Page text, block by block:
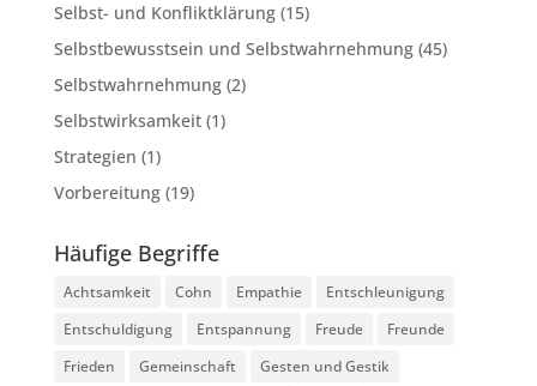
Selbst- und Konfliktklärung(15)
Selbstbewusstsein und Selbstwahrnehmung(45)
Selbstwahrnehmung(2)
Selbstwirksamkeit(1)
Strategien (1)
Vorbereitung(19)
Häufige Begriffe
Achtsamkeit Cohn Empathie
Entschleunigung
Entschuldigung
Entspannung Freude
Freunde
Frieden
Gemeinschaft
Gesten und Gestik